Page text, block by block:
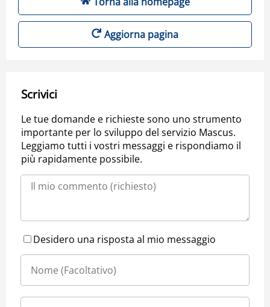
Aggiorna pagina
Scrivici
Le tue domande e richieste sono uno strumento
importante per lo sviluppo del servizio Mascus.
Leggiamo tutti i vostri messaggi e rispondiamo il
più rapidamente possibile.
Desidero una risposta al mio messaggio